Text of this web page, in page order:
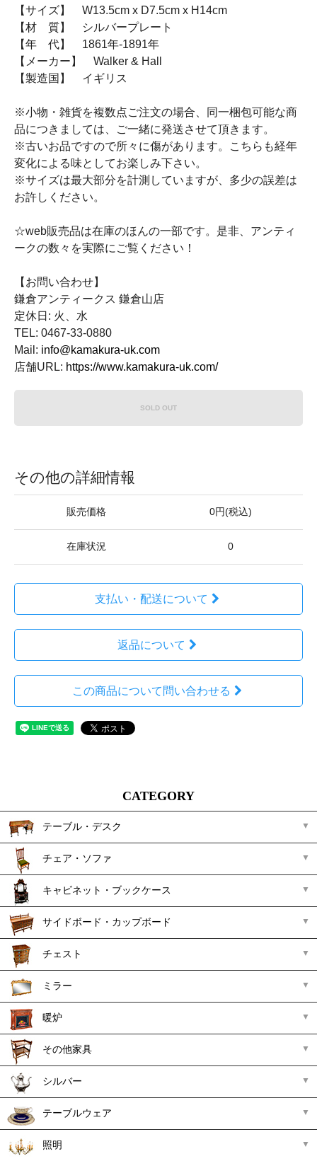
【サイズ】 W13.5cm x D7.5cm x H14cm
【材 質】 シルバープレート
【年 代】 1861年-1891年
【メーカー】 Walker & Hall
【製造国】 イギリス
※小物・雑貨を複数点ご注文の場合、同一梱包可能な商
品につきましては、ご一緒に発送させて頂きます。
※古いお品ですので所々に傷があります。こちらも経年
変化による味としてお楽しみ下さい。
※サイズは最大部分を計測していますが、多少の誤差は
お許しください。
☆web販売品は在庫のほんの一部です。是非、アンティ
ークの数々を実際にご覧ください！
【お問い合わせ】
鎌倉アンティークス 鎌倉山店
定休日: 火、水
TEL: 0467-33-0880
Mail: info@kamakura-uk.com
店舗URL: https://www.kamakura-uk.com/
SOLD OUT
その他の詳細情報
販売価格 0円(税込)
在庫状況 0
支払い・配送について
返品について
この商品について問い合わせる
CATEGORY
テーブル・デスク
チェア・ソファ
キャビネット・ブックケース
サイドボード・カップボード
チェスト
ミラー
暖炉
その他家具
シルバー
テーブルウェア
照明